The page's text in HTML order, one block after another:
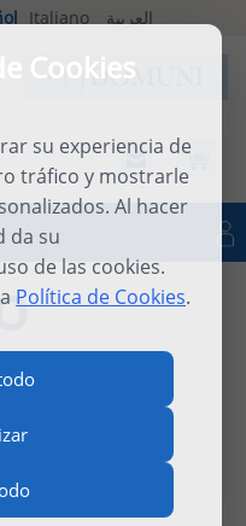
Cookies
su experiencia de
tráfico y mostrarle
Al hacer
da su
de las cookies.
Política de Cookies.
Italiano العربية